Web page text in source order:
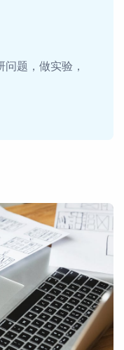
题，做实验，